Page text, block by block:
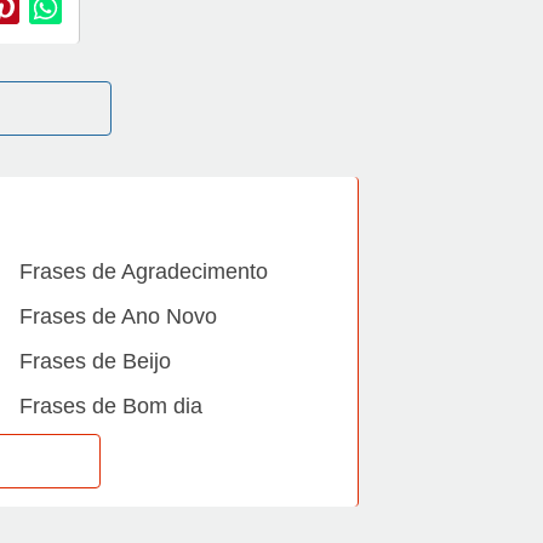
Frases de Agradecimento
Frases de Ano Novo
Frases de Beijo
Frases de Bom dia
Frases de Dia Internacional